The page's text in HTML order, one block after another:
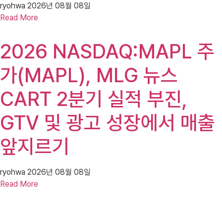
ryohwa 2026년 08월 08일
Read More
2026 NASDAQ:MAPL 주
가(MAPL), MLG 뉴스
CART 2분기 실적 부진,
GTV 및 광고 성장에서 매출
앞지르기
ryohwa 2026년 08월 08일
Read More